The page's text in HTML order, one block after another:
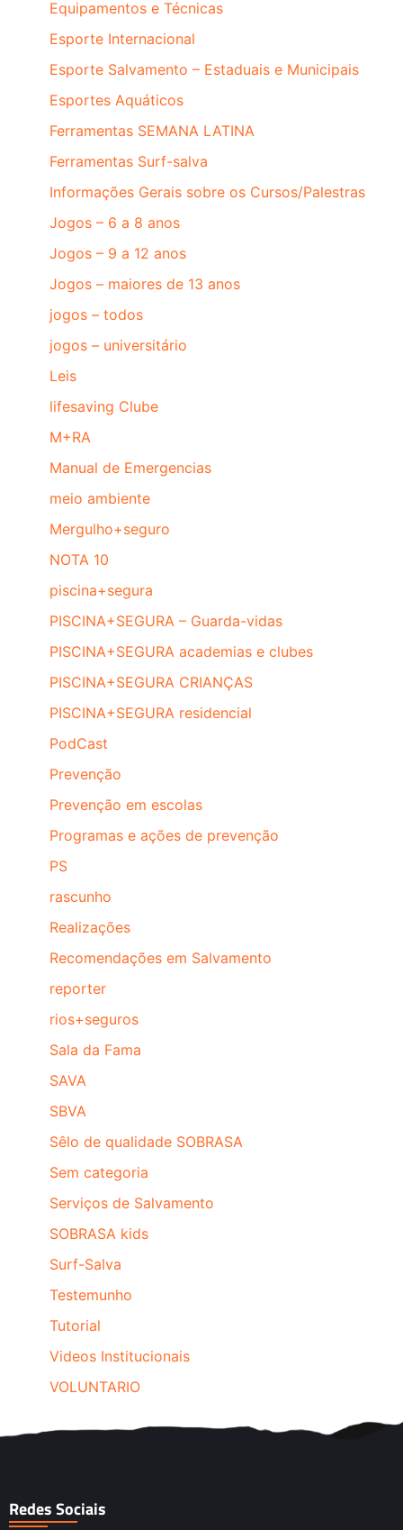
Equipamentos e Técnicas
Esporte Internacional
Esporte Salvamento – Estaduais e Municipais
Esportes Aquáticos
Ferramentas SEMANA LATINA
Ferramentas Surf-salva
Informações Gerais sobre os Cursos/Palestras
Jogos – 6 a 8 anos
Jogos – 9 a 12 anos
Jogos – maiores de 13 anos
jogos – todos
jogos – universitário
Leis
lifesaving Clube
M+RA
Manual de Emergencias
meio ambiente
Mergulho+seguro
NOTA 10
piscina+segura
PISCINA+SEGURA – Guarda-vidas
PISCINA+SEGURA academias e clubes
PISCINA+SEGURA CRIANÇAS
PISCINA+SEGURA residencial
PodCast
Prevenção
Prevenção em escolas
Programas e ações de prevenção
PS
rascunho
Realizações
Recomendações em Salvamento
reporter
rios+seguros
Sala da Fama
SAVA
SBVA
Sêlo de qualidade SOBRASA
Sem categoria
Serviços de Salvamento
SOBRASA kids
Surf-Salva
Testemunho
Tutorial
Videos Institucionais
VOLUNTARIO
Redes Sociais